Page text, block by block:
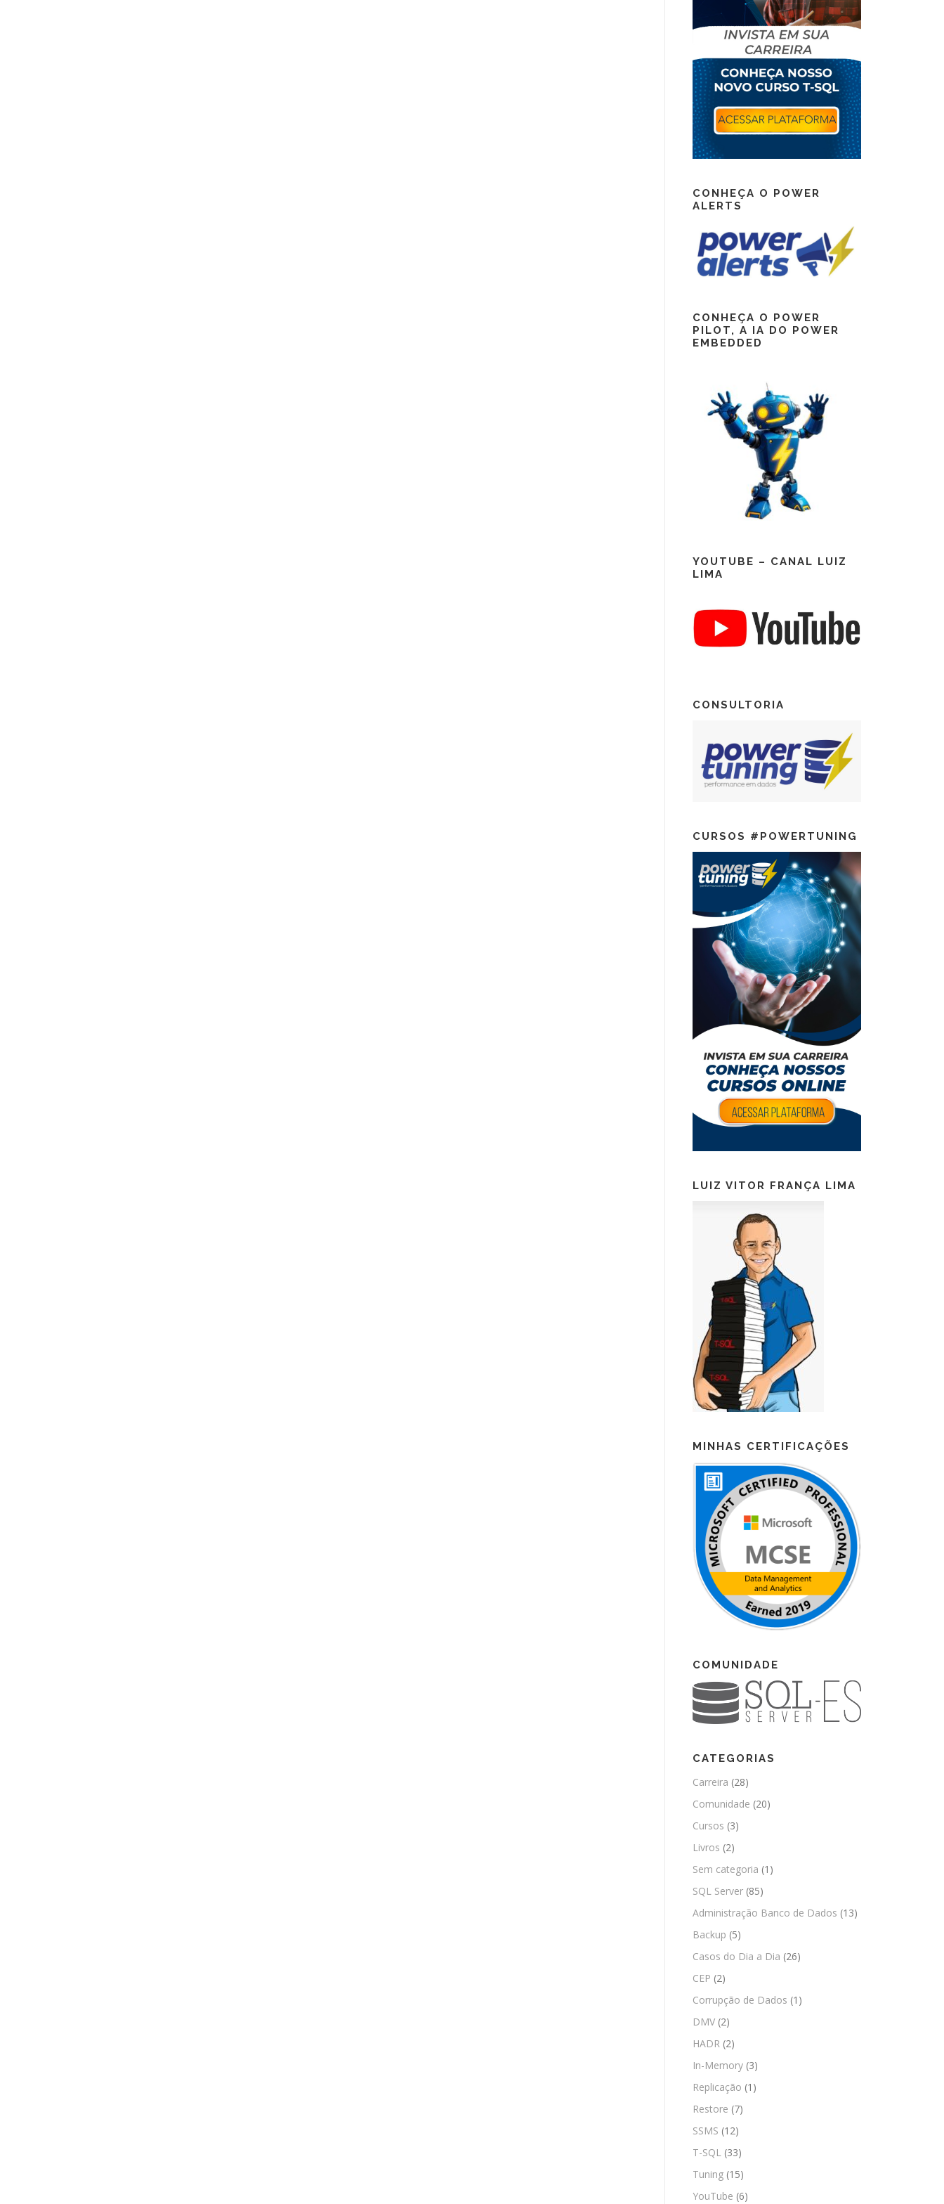
CONHEÇA O POWER
ALERTS
CONHEÇA O POWER
PILOT, A IA DO POWER
EMBEDDED
YOUTUBE – CANAL LUIZ
LIMA
CONSULTORIA
CURSOS #POWERTUNING
LUIZ VITOR FRANÇA LIMA
MINHAS CERTIFICAÇÕES
COMUNIDADE
CATEGORIAS
Carreira (28)
Comunidade (20)
Cursos (3)
Livros (2)
Sem categoria (1)
SQL Server (85)
Administração Banco de Dados (13)
Backup (5)
Casos do Dia a Dia (26)
CEP (2)
Corrupção de Dados (1)
DMV (2)
HADR (2)
In-Memory (3)
Replicação (1)
Restore (7)
SSMS (12)
T-SQL (33)
Tuning (15)
YouTube (6)